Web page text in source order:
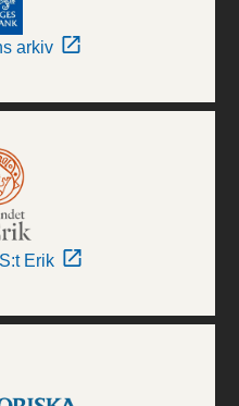
arkiv
Erik